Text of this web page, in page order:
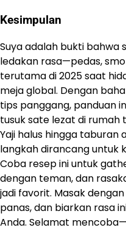
Kesimpulan
Suya adalah bukti bahwa
ledakan rasa—pedas,
terutama di 2025 saat
meja global. Dengan
tips panggang, panduan
tusuk sate lezat di rumah
Yaji halus hingga taburan
langkah dirancang untuk
Coba resep ini untuk
dengan teman, dan
jadi favorit. Masak
panas, dan biarkan rasa
Anda. Selamat